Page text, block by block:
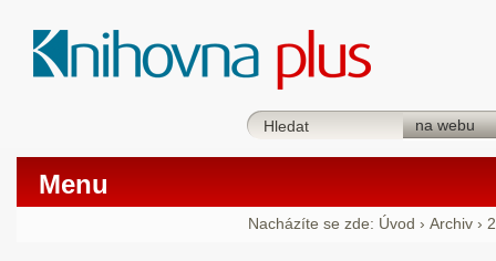
Menu
Nacházíte se zde: Úvod › Archiv ›